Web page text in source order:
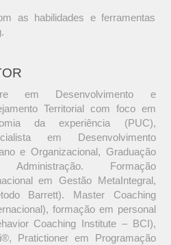
as habilidades e ferramentas
em Desenvolvimento e
Territorial com foco em
da experiência (PUC),
em Desenvolvimento
e Organizacional, Graduação
Formação
em Gestão MetaIntegral,
Barrett). Master Coaching
formação em personal
Coaching Institute – BCI),
Pratictioner em Programação